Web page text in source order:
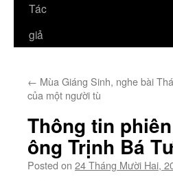
Tác
giả
← Mùa Giáng Sinh, nghe bài
của một người tù
Thông tin
ông Trịnh Bá
Posted on 24 Tháng Mười Hai,